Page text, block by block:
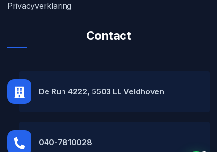
Privacyverklaring
Contact
De Run 4222, 5503 LL Veldhoven
040-7810028